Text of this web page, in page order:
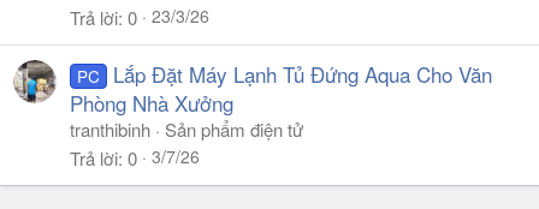
Trả lời 0 23/3/26
PC
Lắp Đặt Máy Lạnh Tủ Đứng Aqua Cho Văn
Phòng Nhà Xưởng
tranthibinh
Sản phẩm điện tử
Trả lời 0 3/7/26